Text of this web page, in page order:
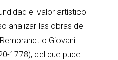
el valor artístico
analizar las obras de
o Giovani
1778), del que pude